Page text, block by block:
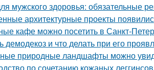
мужского здоровья: обязательные
архитектурные проекты
кафе можно посетить в Санкт-
демодекоз и что делать при его
природные ландшафты можно